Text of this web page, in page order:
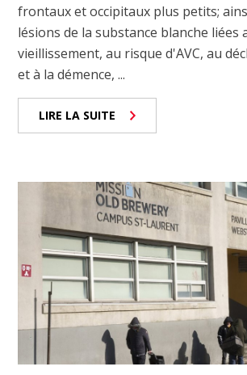
frontaux et occipitaux plus petits;
lésions de la substance blanche liées
vieillissement, au risque d'AVC, au
et à la démence, ...
LIRE LA SUITE